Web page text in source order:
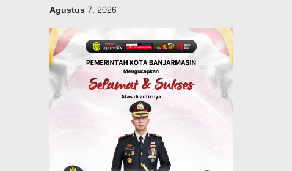
Agustus 7, 2026
Headline Investasi & Keuangan
KUA-PPAS 2027 Banjarbaru
Defisit 170 Miliar,
Pendapatan 1,2 Triliun
Belanja 1,37 Triliun, Tutup
Kekurangan dari SiLPA
Agustus 7, 2026